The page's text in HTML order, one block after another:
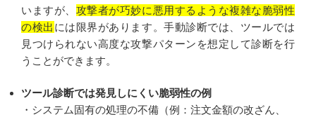
いますが、 攻撃者が巧妙に悪用するような複雑な脆弱性
の検出 には限界があります。手動診断では、ツールでは
見つけられない高度な攻撃パターンを想定して診断を行
うことができます。
ツール診断では発見しにくい脆弱性の例
・システム固有の処理の不備（例：注文金額の改ざん、